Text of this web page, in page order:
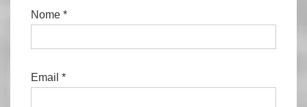
Nome *
Email *